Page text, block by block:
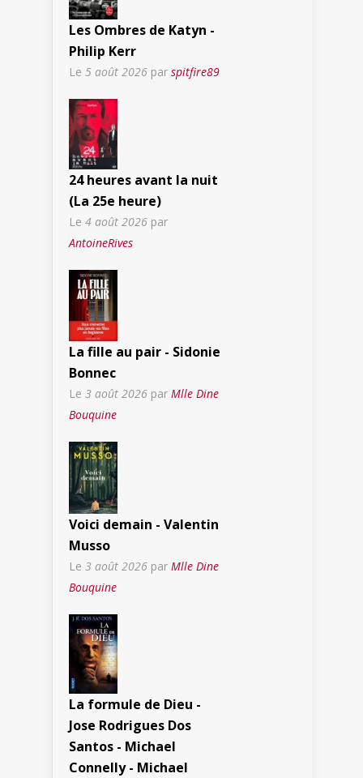
Les Ombres de Katyn -
Philip Kerr
Le 5 août 2026 par spitfire89
24 heures avant la nuit
(La 25e heure)
Le 4 août 2026 par
AntoineRives
La fille au pair - Sidonie
Bonnec
Le 3 août 2026 par Mlle Dine
Bouquine
Voici demain - Valentin
Musso
Le 3 août 2026 par Mlle Dine
Bouquine
La formule de Dieu -
Jose Rodrigues Dos
Santos - Michael
Connelly - Michael